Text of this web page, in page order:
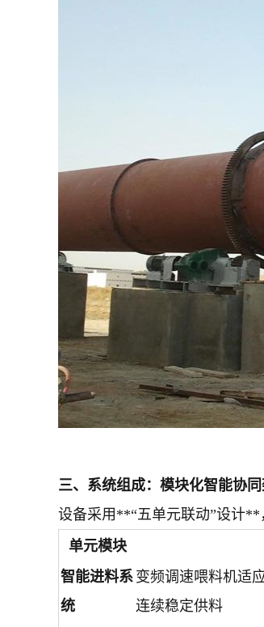
三、 系统组成：模块化智能协
设备采用**“五单元联动”设计**
单元模块
智能进料系
统
变频调速喂料机适
连续稳定供料